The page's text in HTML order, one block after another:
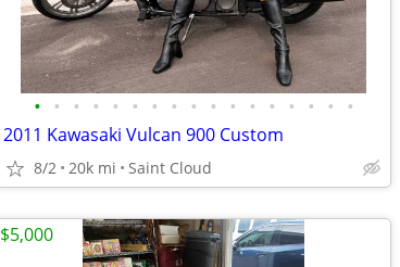
• • • • • • • • • • • • • • • • •
2011 Kawasaki Vulcan 900 Custom
8/2 20k mi Saint Cloud
$5,000